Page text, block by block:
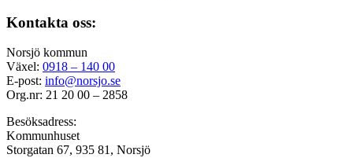
Kontakta oss:
Norsjö kommun
Växel: 0918 – 140 00
E-post: info@norsjo.se
Org.nr: 21 20 00 – 2858
Besöksadress:
Kommunhuset
Storgatan 67, 935 81, Norsjö